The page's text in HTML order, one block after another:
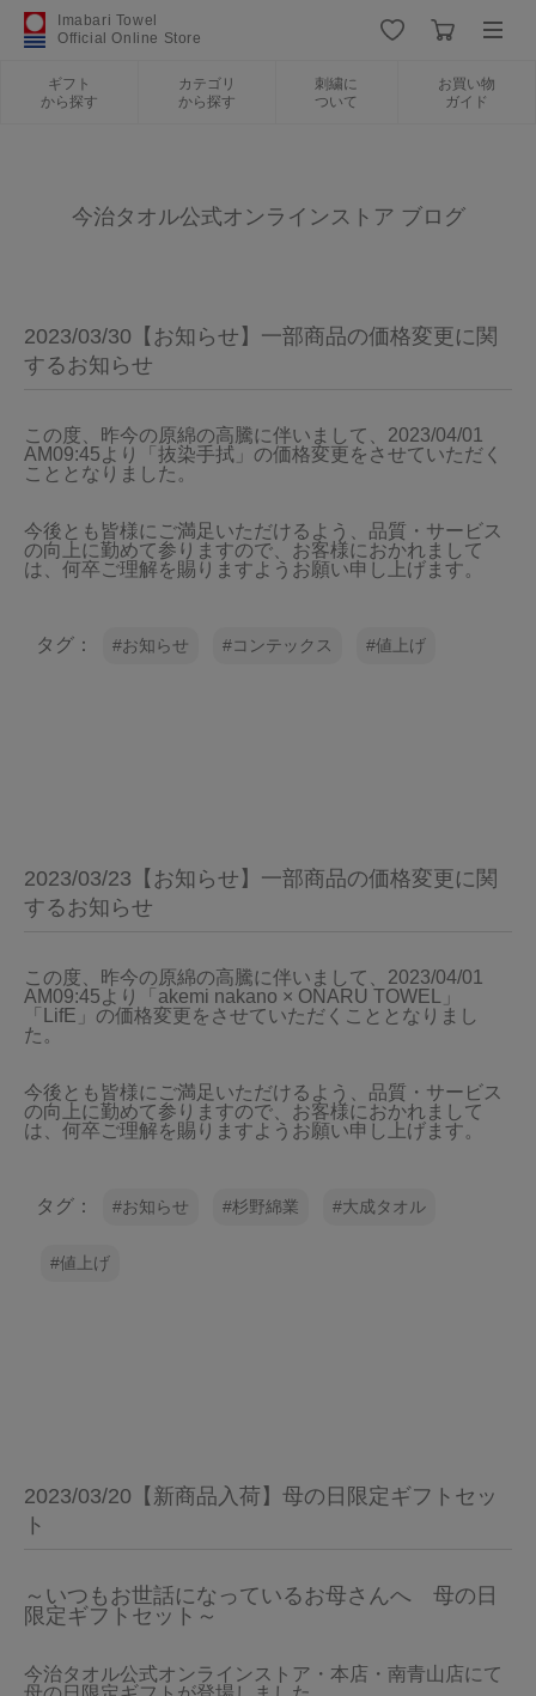
Imabari Towel
Official Online Store
ギフト
から探す
カテゴリ
から探す
刺繍に
ついて
お買い物
ガイド
ギフトから探す
刺繍について
今治タオルについて
当サイトについて
お問い合わせ
今治タオル公式オンラインストア ブログ
2023/03/30【お知らせ】一部商品の価格変更に関
するお知らせ
この度、昨今の原綿の高騰に伴いまして、2023/04/01
AM09:45より「抜染手拭」の価格変更をさせていただく
こととなりました。
今後とも皆様にご満足いただけるよう、品質・サービス
の向上に勤めて参りますので、お客様におかれまして
は、何卒ご理解を賜りますようお願い申し上げます。
タグ： お知らせ コンテックス 値上げ
2023/03/23【お知らせ】一部商品の価格変更に関
するお知らせ
この度、昨今の原綿の高騰に伴いまして、2023/04/01
AM09:45より「akemi nakano × ONARU TOWEL」
「LifE」の価格変更をさせていただくこととなりまし
た。
今後とも皆様にご満足いただけるよう、品質・サービス
の向上に勤めて参りますので、お客様におかれまして
は、何卒ご理解を賜りますようお願い申し上げます。
タグ： お知らせ 杉野綿業 大成タオル
値上げ
2023/03/20【新商品入荷】母の日限定ギフトセッ
ト
～いつもお世話になっているお母さんへ　母の日
限定ギフトセット～
今治タオル公式オンラインストア・本店・南青山店にて